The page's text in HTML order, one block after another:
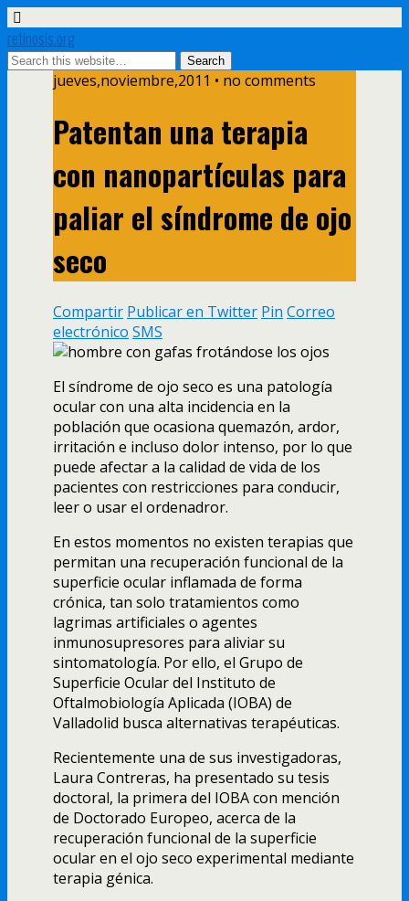
retinosis.org
jueves,noviembre,2011 • no comments
Patentan una terapia
con nanopartí­culas para
paliar el sí­ndrome de ojo
seco
Compartir Publicar en Twitter Pin Correo
electrónico SMS
El sí­ndrome de ojo seco es una patologí­a
ocular con una alta incidencia en la
población que ocasiona quemazón, ardor,
irritación e incluso dolor intenso, por lo que
puede afectar a la calidad de vida de los
pacientes con restricciones para conducir,
leer o usar el ordenadror.
En estos momentos no existen terapias que
permitan una recuperación funcional de la
superficie ocular inflamada de forma
crónica, tan solo tratamientos como
lagrimas artificiales o agentes
inmunosupresores para aliviar su
sintomatologí­a. Por ello, el Grupo de
Superficie Ocular del Instituto de
Oftalmobiologí­a Aplicada (IOBA) de
Valladolid busca alternativas terapéuticas.
Recientemente una de sus investigadoras,
Laura Contreras, ha presentado su tesis
doctoral, la primera del IOBA con mención
de Doctorado Europeo, acerca de la
recuperación funcional de la superficie
ocular en el ojo seco experimental mediante
terapia génica.